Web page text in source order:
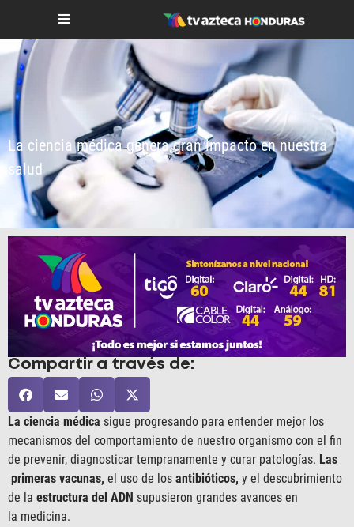
La ciencia médica genera gran impacto en nuestra
salud
Compartir a través de:
La ciencia médica sigue progresando para entender mejor los
mecanismos del comportamiento de nuestro organismo con el fin
de prevenir, diagnosticar tempranamente y curar patologías. Las
primeras vacunas, el uso de los antibióticos, y el descubrimiento
de la estructura del ADN supusieron grandes avances en
la medicina.